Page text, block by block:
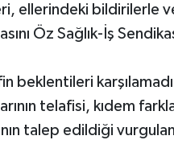
ellerindeki bildirilerle
Öz Sağlık-İş
beklentileri
telafisi, kıdem
talep edildiği